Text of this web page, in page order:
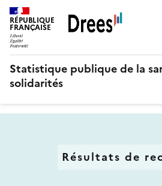
Aller
au
contenu
principal
RÉPUBLIQUE
FRANÇAISE
Statistique publique de la
solidarités
Résultats de